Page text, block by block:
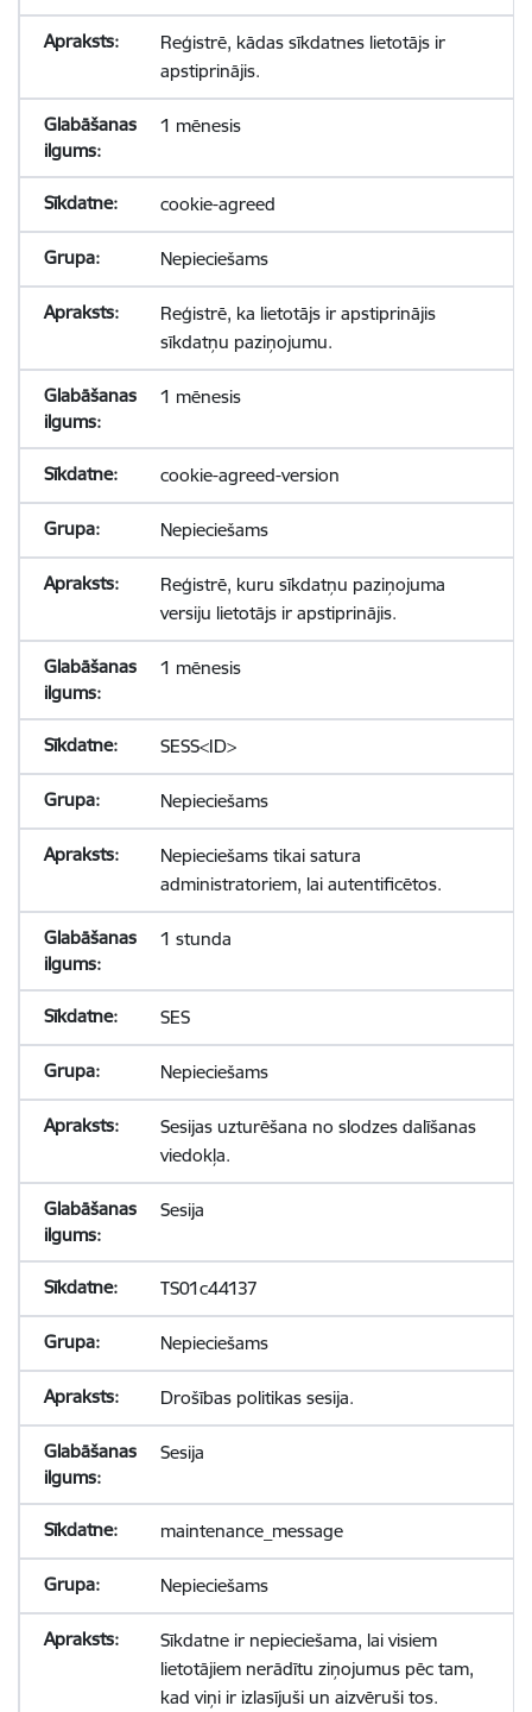
Reģistrē, kādas sīkdatnes lietotājs ir
apstiprinājis.
1 mēnesis
cookie-agreed
Nepieciešams
Reģistrē, ka lietotājs ir apstiprinājis
sīkdatņu paziņojumu.
1 mēnesis
cookie-agreed-version
Nepieciešams
Reģistrē, kuru sīkdatņu paziņojuma
versiju lietotājs ir apstiprinājis.
1 mēnesis
SESS<ID>
Nepieciešams
Nepieciešams tikai satura
administratoriem, lai autentificētos.
1 stunda
SES
Nepieciešams
Sesijas uzturēšana no slodzes dalīšanas
viedokļa.
Sesija
TS01c44137
Nepieciešams
Drošības politikas sesija.
Sesija
maintenance_message
Nepieciešams
Sīkdatne ir nepieciešama, lai visiem
lietotājiem nerādītu ziņojumus pēc tam,
kad viņi ir izlasījuši un aizvēruši tos.